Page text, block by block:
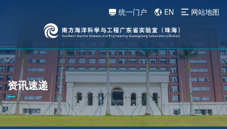
统一门户 EN 网站地图
资讯速递